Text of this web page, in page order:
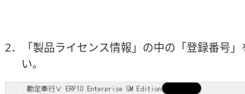
2．「製品ライセンス情報」の中の「登録番号」
い。